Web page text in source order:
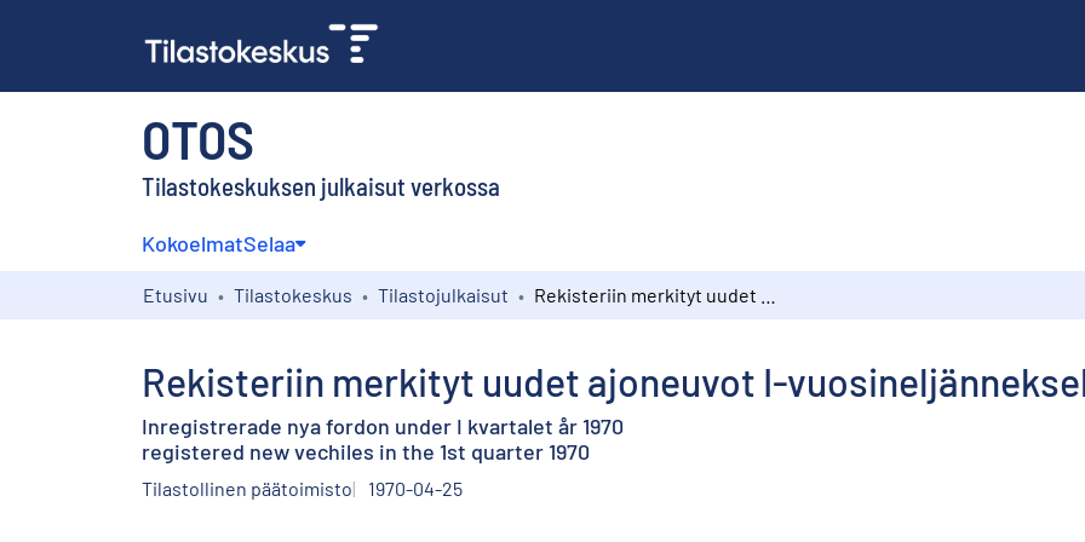
OTOS
Tilastokeskuksen julkaisut verkossa
KokoelmatSelaa
Etusivu Tilastokeskus Tilastojulkaisut
Rekisteriin merkityt uudet ajoneuvot I-
Inregistrerade nya fordon under I kvartalet år 1970
registered new vechiles in the 1st quarter 1970
Tilastollinen päätoimisto 1970-04-25